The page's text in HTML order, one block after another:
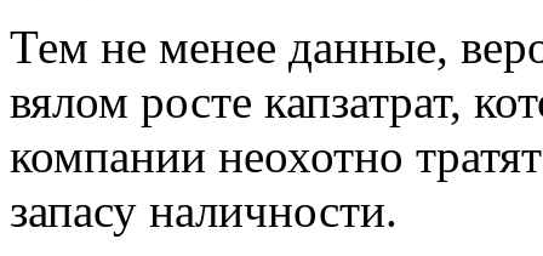
Тем не менее данные,
вялом росте капзатрат,
компании неохотно
запасу наличности.